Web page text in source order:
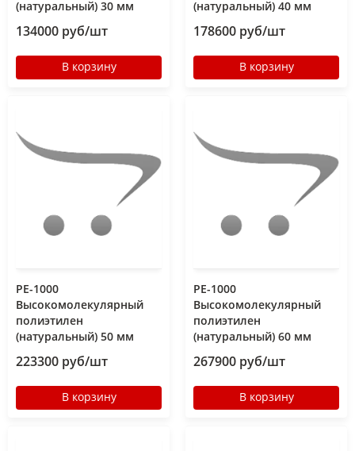
(натуральный) 30 мм
134000 руб/шт
В корзину
(натуральный) 40 мм
178600 руб/шт
В корзину
РЕ-1000
Высокомолекулярный
полиэтилен
(натуральный) 50 мм
223300 руб/шт
В корзину
РЕ-1000
Высокомолекулярный
полиэтилен
(натуральный) 60 мм
267900 руб/шт
В корзину